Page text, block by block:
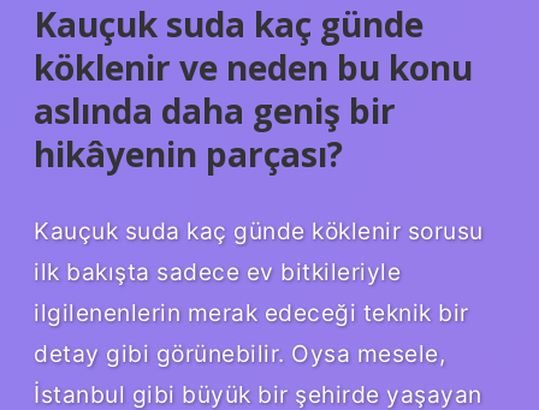
Kauçuk suda kaç günde
köklenir ve neden bu konu
aslında daha geniş bir
hikâyenin parçası?
Kauçuk suda kaç günde köklenir sorusu
ilk bakışta sadece ev bitkileriyle
ilgilenenlerin merak edeceği teknik bir
detay gibi görünebilir. Oysa mesele,
İstanbul gibi büyük bir şehirde yaşayan